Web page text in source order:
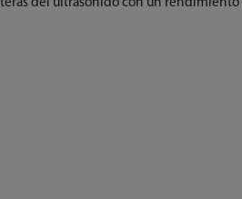
del ultrasonido con un